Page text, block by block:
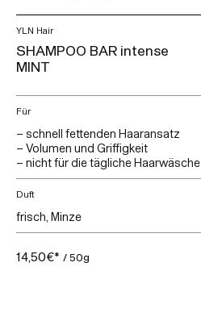
YLN Hair
SHAMPOO BAR intense
MINT
Für
– schnell fettenden Haaransatz
– Volumen und Griffigkeit
– nicht für die tägliche Haarwäsche
Duft
frisch, Minze
14,50€* / 50g